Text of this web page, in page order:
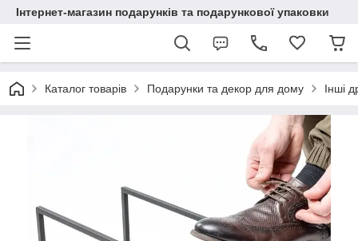
Інтернет-магазин подарунків та подарункової упаковки
Каталог товарів Подарунки та декор для дому Інші